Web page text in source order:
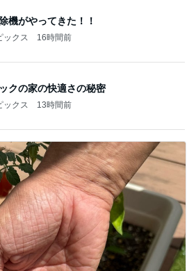
機がやってきた！！
ックス 16時間前
クの家の快適さの秘密
ックス 13時間前